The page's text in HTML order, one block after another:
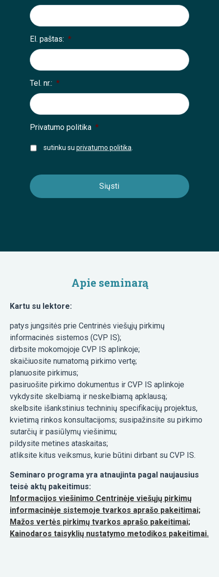
El. paštas: *
Tel. nr.: *
Privatumo politika *
sutinku su privatumo politika
Apie seminarą
Kartu su lektore:
patys jungsitės prie Centrinės viešųjų pirkimų
informacinės sistemos (CVP IS);
dirbsite mokomojoje CVP IS aplinkoje;
skaičiuosite numatomą pirkimo vertę;
planuosite pirkimus;
pasiruošite pirkimo dokumentus ir CVP IS aplinkoje
vykdysite skelbiamą ir neskelbiamą apklausą;
skelbsite išankstinius techninių specifikacijų projektus,
kvietimą rinkos konsultacijoms; susipažinsite su pirkimo
sutarčių ir pasiūlymų viešinimu;
pildysite metines ataskaitas;
atliksite kitus veiksmus, kurie būtini dirbant su CVP IS.
Seminaro programa yra atnaujinta pagal naujausius
teisė aktų pakeitimus:
Informacijos viešinimo Centrinėje viešųjų pirkimų
informacinėje sistemoje tvarkos aprašo pakeitimai;
Mažos vertės pirkimų tvarkos aprašo pakeitimai;
Kainodaros taisyklių nustatymo metodikos pakeitimai.